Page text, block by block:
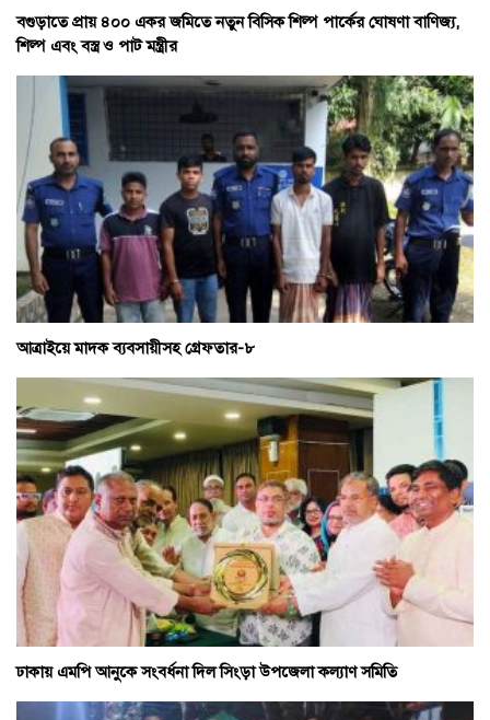
বগুড়াতে প্রায় ৪০০ একর জমিতে নতুন বিসিক শিল্প পার্কের ঘোষণা বাণিজ্য,
শিল্প এবং বস্ত্র ও পাট মন্ত্রীর
আত্রাইয়ে মাদক ব্যবসায়ীসহ গ্রেফতার-৮
ঢাকায় এমপি আনুকে সংবর্ধনা দিল সিংড়া উপজেলা কল্যাণ সমিতি